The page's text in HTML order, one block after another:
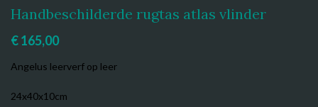
Handbeschilderde rugtas atlas vlinder
€165,00
Angelus leerverf op leer
24x40x10cm